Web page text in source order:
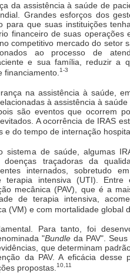
da assistência à saúde de
Grandes esforços dos
para que suas instituições
financeiro de suas operações
competitivo mercado do setor
ao processo de
e sua família, reduzir a
financiamento. 1-3
na assistência à saúde,
à assistência à
são eventos que ocorrem
A ocorrência de IRAS
e do tempo de internação
sistema de saúde, algumas
doenças traçadoras da
internados, sobretudo
intensiva (UTI). Entre
mecânica (PAV), que é a
de terapia intensiva,
(VM) e com mortalidade global
Para tanto, foi
"Bundleda PAV".
que determinam
da PAV. A eficácia desse
propostas. 10,11